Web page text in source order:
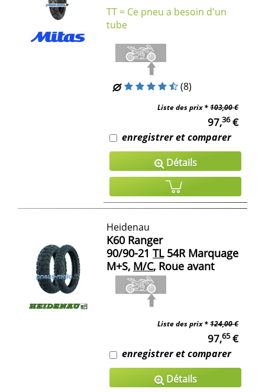
TT = Ce pneu a besoin d'un
tube
(8)
Liste des prix *103,00 €
97,36€
enregistrer et comparer
Détails
Heidenau
K60 Ranger
90/90-21 TL54R Marquage
M+S, M/C, Roue avant
Liste des prix *124,00 €
97,65€
enregistrer et comparer
Détails